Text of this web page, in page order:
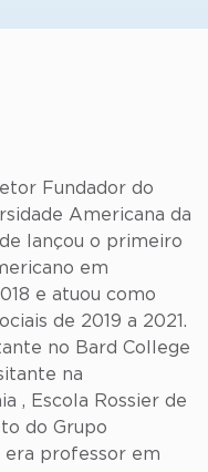
Fundador do
Americana da
lançou o primeiro
em
e atuou como
de 2019 a 2021.
no Bard College
na
, Escola Rossier de
do Grupo
era professor em